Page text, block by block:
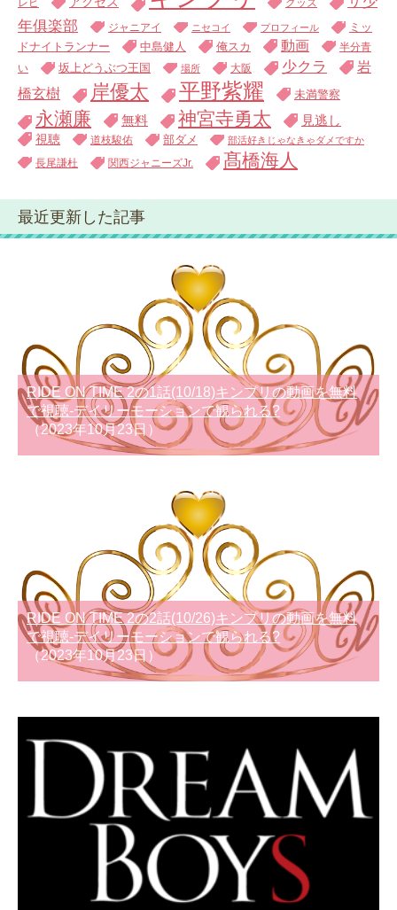
年俱楽部
ジャニアイ ニセコイ プロフィール
ミッ
ドナイトランナー
中島健人 俺スカ 動画
半分青
い
坂上どうぶつ王国 場所 大阪 少クラ
岩
橋玄樹
岸優太 平野紫耀 未満警察
永瀬廉 無料 神宮寺勇太
見逃し
視聴
道枝駿佑 部ダメ 部活好きじゃなきゃダメですか
長尾謙杜 関西ジャニーズJr. 髙橋海人
最近更新した記事
RIDE ON TIME 2の1話(10/18)キンプリの動画を無料
で視聴-デイリーモーションで観られる?
（2023年10月23日）
RIDE ON TIME 2の2話(10/26)キンプリの動画を無料
で視聴-デイリーモーションで観られる?
（2023年10月23日）